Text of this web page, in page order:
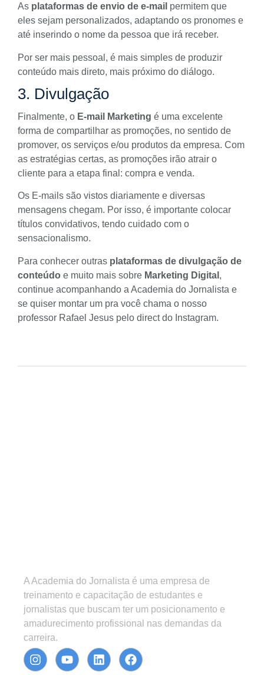
As plataformas de envio de e-mail permitem que
eles sejam personalizados, adaptando os pronomes e
até inserindo o nome da pessoa que irá receber.
Por ser mais pessoal, é mais simples de produzir
conteúdo mais direto, mais próximo do diálogo.
3. Divulgação
Finalmente, o E-mail Marketing é uma excelente
forma de compartilhar as promoções, no sentido de
promover, os serviços e/ou produtos da empresa. Com
as estratégias certas, as promoções irão atrair o
cliente para a etapa final: compra e venda.
Os E-mails são vistos diariamente e diversas
mensagens chegam. Por isso, é importante colocar
títulos convidativos, tendo cuidado com o
sensacionalismo.
Para conhecer outras plataformas de divulgação de
conteúdo e muito mais sobre Marketing Digital ,
continue acompanhando a Academia do Jornalista e
se quiser montar um pra você chama o nosso
professor Rafael Jesus pelo direct do Instagram.
A Academia do Jornalista é uma empresa de
treinamento e capacitação de estudantes e
jornalistas que buscam ter um posicionamento e
amadurecimento profissional nas demandas da
carreira.